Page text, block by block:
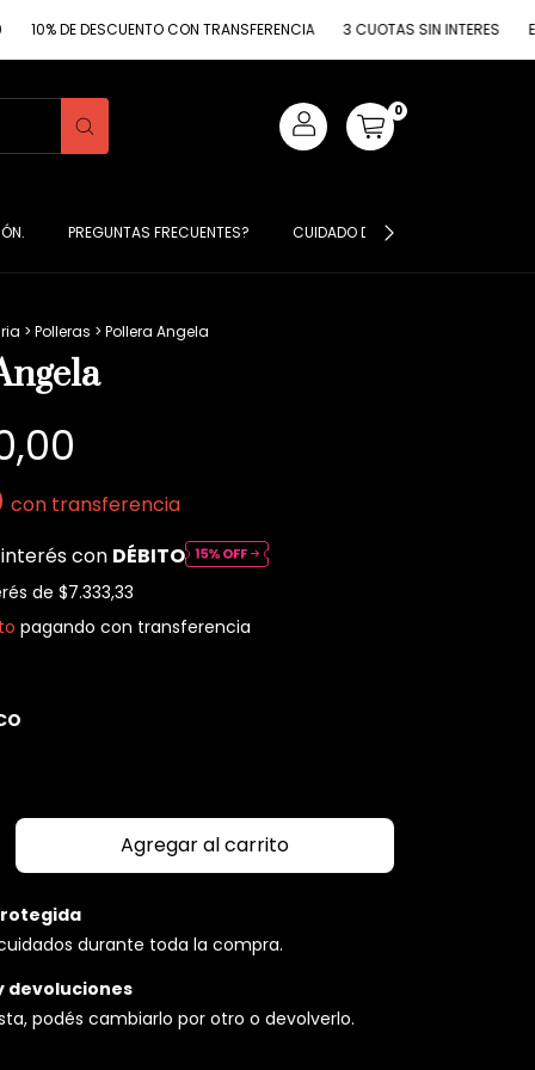
DESCUENTO CON TRANSFERENCIA 3 CUOTAS SIN INTERES ENVIO
0
PREGUNTAS FRECUENTES? CUIDADO DE MIS PRENDAS ?
> Polleras > Pollera Angela
con transferencia
interés con DÉBITO
de $7.333,33
pagando con transferencia
durante toda la compra.
devoluciones
podés cambiarlo por otro o devolverlo.